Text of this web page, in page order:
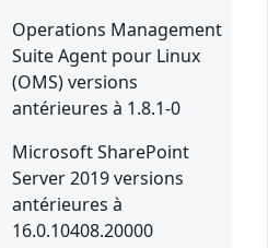
Operations Management
Suite Agent pour Linux
(OMS) versions
antérieures à 1.8.1-0
Microsoft SharePoint
Server 2019 versions
antérieures à
16.0.10408.20000